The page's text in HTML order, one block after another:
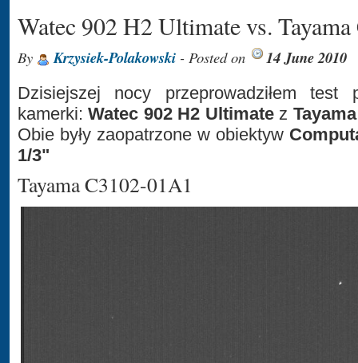
Watec 902 H2 Ultimate vs.
By Krzysiek-Polakowski - Posted on 14 June 2010
Dzisiejszej nocy przeprowadziłem test
kamerki:Watec 902 H2 Ultimatez
Obie były zaopatrzone w obiektyw
1/3"
Tayama C3102-01A1